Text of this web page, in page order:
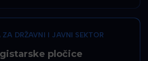
ZA DRŽAVNI I JAVNI SEKTOR
pločice